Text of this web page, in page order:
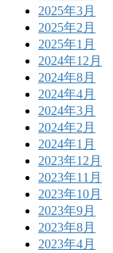
2025年3月
2025年2月
2025年1月
2024年12月
2024年8月
2024年4月
2024年3月
2024年2月
2024年1月
2023年12月
2023年11月
2023年10月
2023年9月
2023年8月
2023年4月